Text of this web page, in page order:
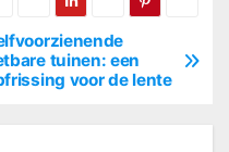
tuinen: een
voor de lente